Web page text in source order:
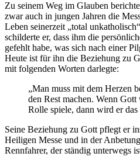
Zu seinem Weg im Glauben
zwar auch in jungen Jahren die
Leben seinerzeit „total
schilderte er, dass ihm die
gefehlt habe, was sich nach einer
Heute ist für ihn die Beziehung zu
mit folgenden Worten darlegte:
„Man muss mit dem Herzen
den Rest machen. Wenn
Rolle spiele, dann wird er das
Seine Beziehung zu Gott pflegt er
Heiligen Messe und in der
Rennfahrer, der ständig unterwegs